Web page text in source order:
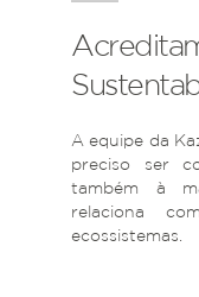
A equipe da
preciso ser
também à
relaciona
ecossistemas.